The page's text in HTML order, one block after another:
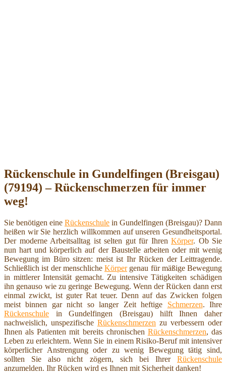
Rückenschule in Gundelfingen (Breisgau)
(79194) – Rückenschmerzen für immer
weg!
Sie benötigen eine Rückenschule in Gundelfingen (Breisgau)? Dann
heißen wir Sie herzlich willkommen auf unseren Gesundheitsportal.
Der moderne Arbeitsalltag ist selten gut für Ihren Körper. Ob Sie
nun hart und körperlich auf der Baustelle arbeiten oder mit wenig
Bewegung im Büro sitzen: meist ist Ihr Rücken der Leittragende.
Schließlich ist der menschliche Körpergenau für mäßige Bewegung
in mittlerer Intensität gemacht. Zu intensive Tätigkeiten schädigen
ihn genauso wie zu geringe Bewegung. Wenn der Rücken dann erst
einmal zwickt, ist guter Rat teuer. Denn auf das Zwicken folgen
meist binnen gar nicht so langer Zeit heftige Schmerzen. Ihre
Rückenschule in Gundelfingen (Breisgau) hilft Ihnen daher
nachweislich, unspezifische Rückenschmerzen zu verbessern oder
Ihnen als Patienten mit bereits chronischen Rückenschmerzen, das
Leben zu erleichtern. Wenn Sie in einem Risiko-Beruf mit intensiver
körperlicher Anstrengung oder zu wenig Bewegung tätig sind,
sollten Sie also nicht zögern, sich bei Ihrer Rückenschule
anzumelden. Ihr Rücken wird es Ihnen mit Sicherheit danken!